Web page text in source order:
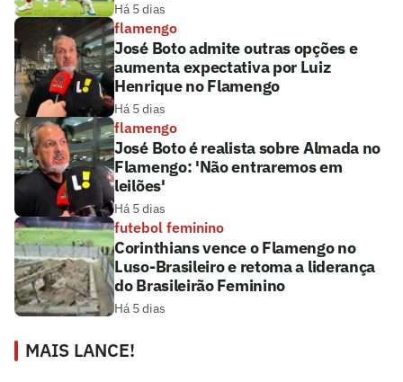
Há 5 dias
flamengo
José Boto admite outras opções e
aumenta expectativa por Luiz
Henrique no Flamengo
Há 5 dias
flamengo
José Boto é realista sobre Almada no
Flamengo: 'Não entraremos em
leilões'
Há 5 dias
futebol feminino
Corinthians vence o Flamengo no
Luso-Brasileiro e retoma a liderança
do Brasileirão Feminino
Há 5 dias
MAIS LANCE!